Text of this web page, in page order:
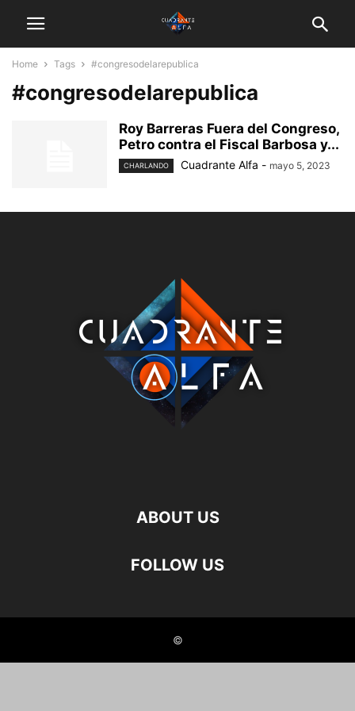
Home Tags #congresodelarepublica
#congresodelarepublica
Roy Barreras Fuera del Congreso,
Petro contra el Fiscal Barbosa y...
CHARLANDO Cuadrante Alfa - mayo 5, 2023
ABOUT US
FOLLOW US
©